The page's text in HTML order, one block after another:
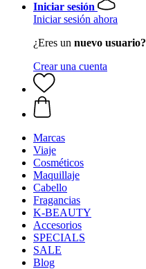
Iniciar sesión
Iniciar sesión ahora
¿Eres un nuevo usuario?
Crear una cuenta
Marcas
Viaje
Cosméticos
Maquillaje
Cabello
Fragancias
K-BEAUTY
Accesorios
SPECIALS
SALE
Blog